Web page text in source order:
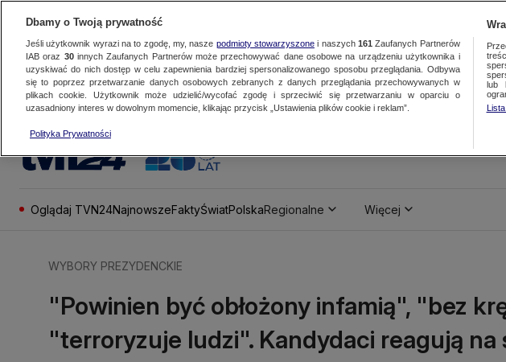
Oglądaj TVN24NajnowszeFaktyŚwiatPolskaRegionalne Więcej
WYBORY PREZYDENCKIE
"Powinien być obłożony infamią", "bez
"terroryzuje ludzi". Kandydaci reagują na
Dbamy o Twoją prywatność
Jeśli użytkownik wyrazi na to zgodę, my, nasze podmioty stowarzyszonei naszych 161 Zaufanych Partnerów
IAB oraz 30innych Zaufanych Partnerów może przechowywać dane osobowe na urządzeniu użytkownika i
uzyskiwać do nich dostęp w celu zapewnienia bardziej spersonalizowanego sposobu przeglądania. Odbywa
się to poprzez przetwarzanie danych osobowych zebranych z danych przeglądania przechowywanych w
plikach cookie. Użytkownik może udzielić/wycofać zgodę i sprzeciwić się przetwarzaniu w oparciu o
uzasadniony interes w dowolnym momencie, klikając przycisk „Ustawienia plików cookie i reklam”.
Polityka Prywatności
lub